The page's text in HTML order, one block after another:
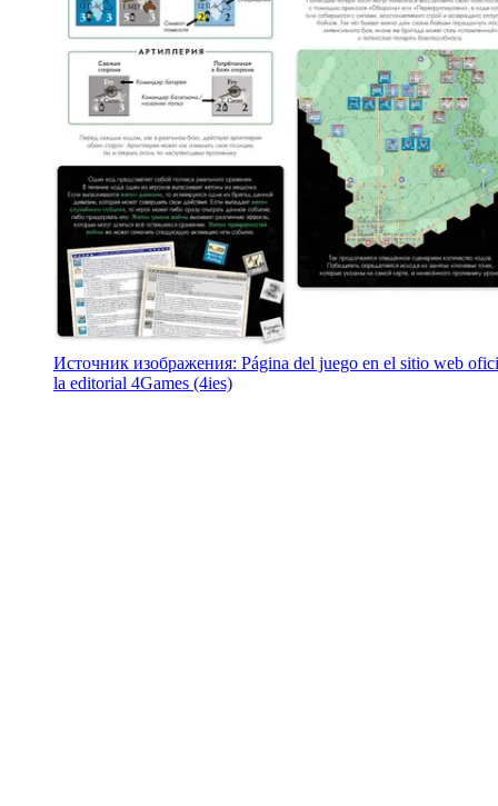
Источник изображения: Página del juego en el sitio web
la editorial 4Games (4ies)